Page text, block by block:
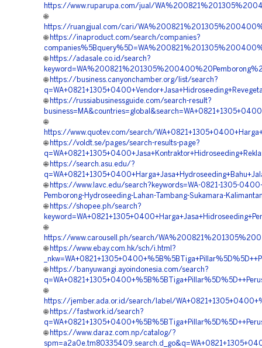
https://www.ruparupa.com/jual/
🌐
https://ruangjual.com/cari/
🌐 https://inaproduct.com/search/companies?
🌐 https://adasale.co.id/search?
🌐 https://business.canyonchamber.org/list/search?
🌐 https://russiabusinessguide.com/search-result?
🌐
https://www.quotev.com/search/
🌐 https://voldt.se/pages/search-results-page?
🌐 https://search.asu.edu/?
🌐 https://www.lavc.edu/search?keywords=WA-0821-1305-
Pemborong-Hydroseeding-Lahan-Tambang-Sukamara-
🌐 https://shopee.ph/search?
🌐
https://www.carousell.ph/search/
🌐 https://www.ebay.com.hk/sch/i.html?
🌐 https://banyuwangi.ayoindonesia.com/search?
🌐
https://jember.ada.or.id/search/label/
🌐 https://fastwork.id/search?
🌐 https://www.daraz.com.np/catalog/?